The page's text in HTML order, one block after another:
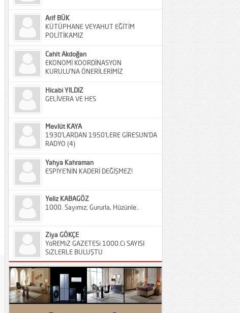
Arif BÜK
KÜTÜPHANE VEYAHUT EĞİTİM
POLİTİKAMIZ
Cahit Akdoğan
EKONOMİ KOORDİNASYON
KURULU’NA ÖNERİLERİMİZ
Hicabi YILDIZ
GELİVERA VE HES
Mevlüt KAYA
1930’LARDAN 1950’LERE GİRESUN’DA
RADYO (4)
Yahya Kahraman
ESPİYE’NİN KADERİ DEĞİŞMEZ!
Yeliz KABAGÖZ
1000. Sayımız; Gururla, Hüzünle..
Ziya GÖKÇE
YöREMiZ GAZETESi 1000.Ci SAYISI
SiZLERLE BULUŞTU